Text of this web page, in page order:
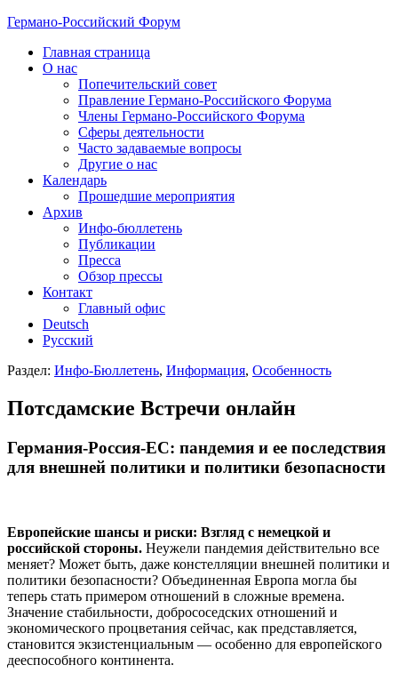
Германо-Российский Форум
Главная страница
О нас
Попечительский совет
Правление Германо-Российского Форума
Члены Германо-Российского Форума
Сферы деятельности
Часто задаваемые вопросы
Другие о нас
Календарь
Прошедшие мероприятия
Архив
Инфо-бюллетень
Публикации
Пресса
Обзор прессы
Контакт
Главный офис
Deutsch
Русский
Раздел: Инфо-Бюллетень, Информация, Особенность
Потсдамские Встречи онлайн
Германия-Россия-ЕС: пандемия и ее последствия
для внешней политики и политики безопасности
Европейские шансы и риски: Взгляд с немецкой и
российской стороны. Неужели пандемия действительно все
меняет? Может быть, даже констелляции внешней политики и
политики безопасности? Объединенная Европа могла бы
теперь стать примером отношений в сложные времена.
Значение стабильности, добрососедских отношений и
экономического процветания сейчас, как представляется,
становится экзистенциальным — особенно для европейского
дееспособного континента.